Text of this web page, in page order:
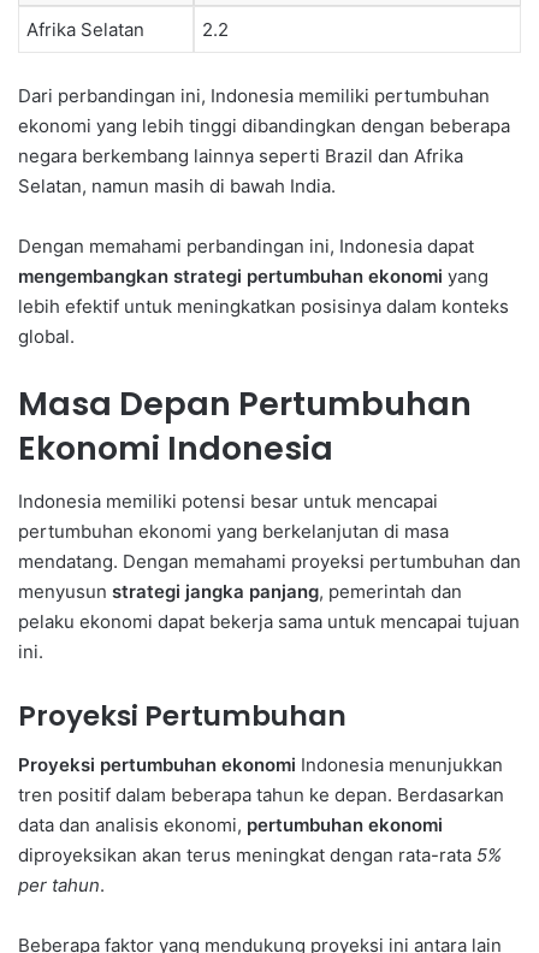
Afrika Selatan 2.2
Dari perbandingan ini, Indonesia memiliki pertumbuhan
ekonomi yang lebih tinggi dibandingkan dengan beberapa
negara berkembang lainnya seperti Brazil dan Afrika
Selatan, namun masih di bawah India.
Dengan memahami perbandingan ini, Indonesia dapat
mengembangkan strategi pertumbuhan ekonomi yang
lebih efektif untuk meningkatkan posisinya dalam konteks
global.
Masa Depan Pertumbuhan
Ekonomi Indonesia
Indonesia memiliki potensi besar untuk mencapai
pertumbuhan ekonomi yang berkelanjutan di masa
mendatang. Dengan memahami proyeksi pertumbuhan dan
menyusun strategi jangka panjang, pemerintah dan
pelaku ekonomi dapat bekerja sama untuk mencapai tujuan
ini.
Proyeksi Pertumbuhan
Proyeksi pertumbuhan ekonomi Indonesia menunjukkan
tren positif dalam beberapa tahun ke depan. Berdasarkan
data dan analisis ekonomi, pertumbuhan ekonomi
diproyeksikan akan terus meningkat dengan rata-rata 5%
per tahun.
Beberapa faktor yang mendukung proyeksi ini antara lain